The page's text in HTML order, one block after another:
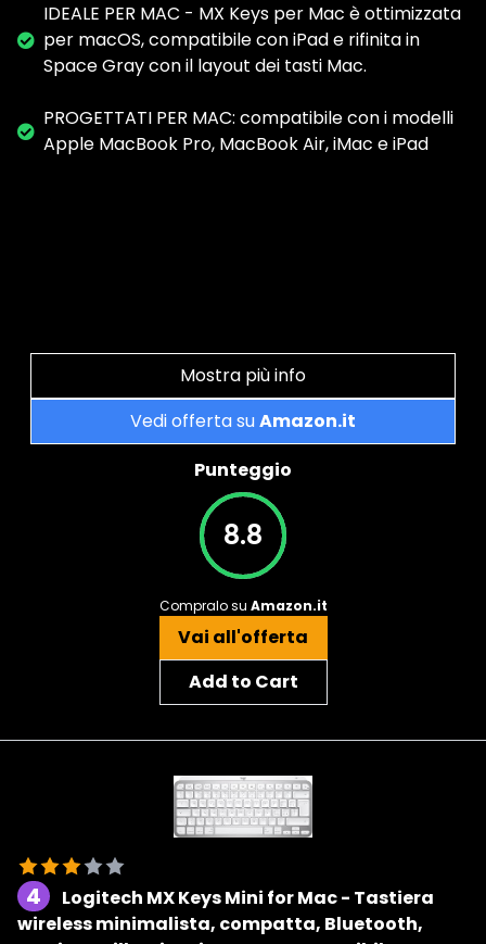
IDEALE PER MAC - MX Keys per Mac è ottimizzata
per macOS, compatibile con iPad e rifinita in
Space Gray con il layout dei tasti Mac.
PROGETTATI PER MAC: compatibile con i modelli
Apple MacBook Pro, MacBook Air, iMac e iPad
Mostra più info
Vedi offerta suAmazon.it
Punteggio
8.8
Compralo su Amazon.it
Vai all'offerta
Add to Cart
4
Logitech MX Keys Mini for Mac - Tastiera
wireless minimalista, compatta, Bluetooth,